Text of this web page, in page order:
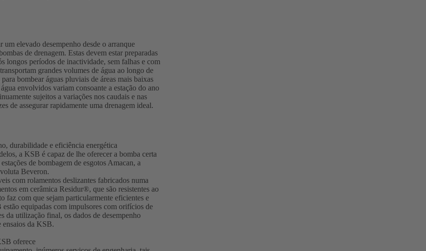
um elevado desempenho desde o arranque
de drenagem. Estas devem estar preparadas
longos períodos de inactividade, sem falhas e com
grandes volumes de água ao longo de
bombear águas pluviais de áreas mais baixas
envolvidos variam consoante a estação do ano
sujeitos a variações nos caudais e nas
de assegurar rapidamente uma drenagem ideal.
durabilidade e eficiência energética
a KSB é capaz de lhe oferecer a bomba certa
de bombagem de esgotos Amacan, a
Beveron.
com rolamentos deslizantes fabricados numa
em cerâmica Residur®, que são resistentes ao
faz com que sejam particularmente eficientes e
equipadas com impulsores com orifícios de
da utilização final, os dados de desempenho
ensaios da KSB.
oferece